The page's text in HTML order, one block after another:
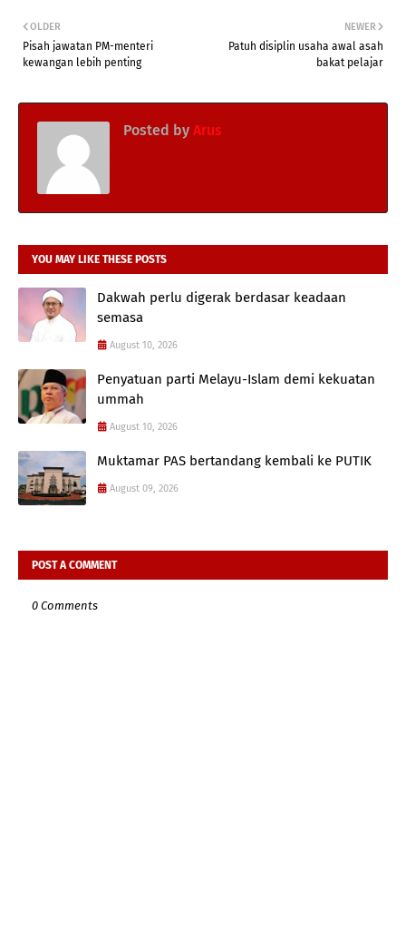
NEWER
Patuh disiplin usaha awal asah
bakat pelajar
OLDER
Pisah jawatan PM-menteri
kewangan lebih penting
Posted by Arus
YOU MAY LIKE THESE POSTS
Dakwah perlu digerak berdasar keadaan
semasa
August 10, 2026
Penyatuan parti Melayu-Islam demi kekuatan
ummah
August 10, 2026
Muktamar PAS bertandang kembali ke PUTIK
August 09, 2026
POST A COMMENT
0 Comments